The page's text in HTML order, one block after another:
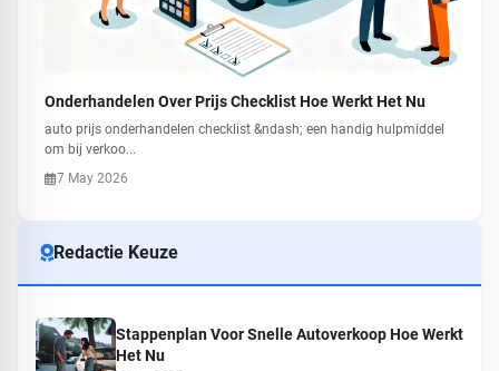
Onderhandelen Over Prijs Checklist Hoe Werkt Het Nu
auto prijs onderhandelen checklist &ndash; een handig hulpmiddel
om bij verkoo...
7 May 2026
Redactie Keuze
Stappenplan Voor Snelle Autoverkoop Hoe Werkt
Het Nu